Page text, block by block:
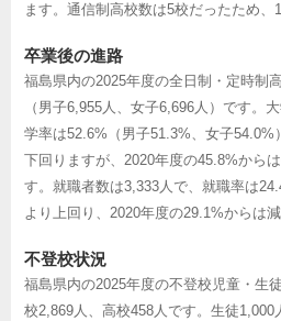
ます。通信制高校数は5校だったため、
卒業後の進路
福島県内の2025年度の全日制・定時制
（男子6,955人、女子6,696人）です。
学率は52.6%（男子51.3%、女子54.0%
下回りますが、2020年度の45.8%から
す。就職者数は3,333人で、就職率は
より上回り、2020年度の29.1%からは減
不登校状況
福島県内の2025年度の不登校児童・生
校2,869人、高校458人です。生徒